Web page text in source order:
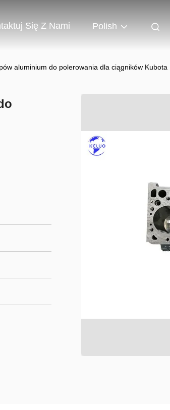
Się Z Nami Polish
aluminium do polerowania dla ciągników Kubota